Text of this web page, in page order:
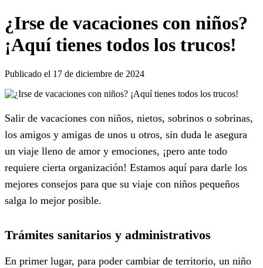
¿Irse de vacaciones con niños?
¡Aquí tienes todos los trucos!
Publicado el 17 de diciembre de 2024
Salir de vacaciones con niños, nietos, sobrinos o sobrinas,
los amigos y amigas de unos u otros, sin duda le asegura
un viaje lleno de amor y emociones, ¡pero ante todo
requiere cierta organización! Estamos aquí para darle los
mejores consejos para que su viaje con niños pequeños
salga lo mejor posible.
Trámites sanitarios y administrativos
En primer lugar, para poder cambiar de territorio, un niño